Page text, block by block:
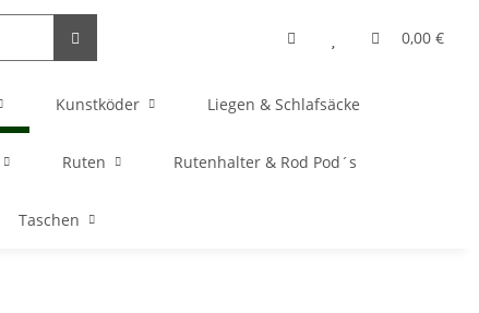
0,00 €
Kunstköder Liegen & Schlafsäcke
Ruten Rutenhalter & Rod Pod´s
Taschen